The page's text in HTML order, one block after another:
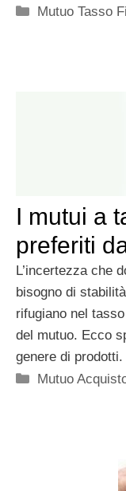
Categorie
Mutuo Tasso
I mutui a
preferiti
L’incertezza che
bisogno di
rifugiano nel
del mutuo. Ecco
genere di prodotti.
Categorie
Mutuo